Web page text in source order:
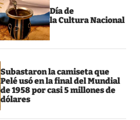
Día de
la Cultura Nacional
Subastaron la camiseta que
Pelé usó en la final del Mundial
de 1958 por casi 5 millones de
dólares